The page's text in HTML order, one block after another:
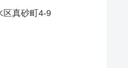
区真砂町4-9